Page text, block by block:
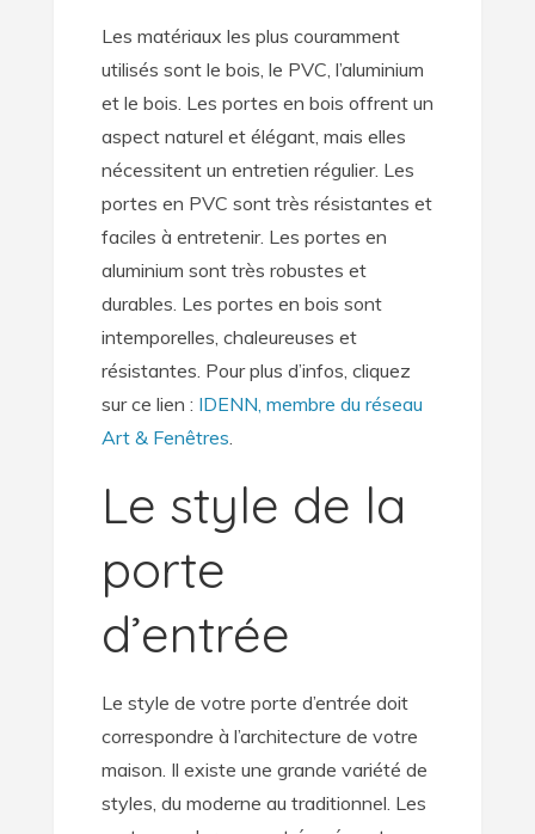
Les matériaux les plus couramment
utilisés sont le bois, le PVC, l’aluminium
et le bois. Les portes en bois offrent un
aspect naturel et élégant, mais elles
nécessitent un entretien régulier. Les
portes en PVC sont très résistantes et
faciles à entretenir. Les portes en
aluminium sont très robustes et
durables. Les portes en bois sont
intemporelles, chaleureuses et
résistantes. Pour plus d’infos, cliquez
sur ce lien : IDENN, membre du réseau
Art & Fenêtres
Le style de la
porte
d’entrée
Le style de votre porte d’entrée doit
correspondre à l’architecture de votre
maison. Il existe une grande variété de
styles, du moderne au traditionnel. Les